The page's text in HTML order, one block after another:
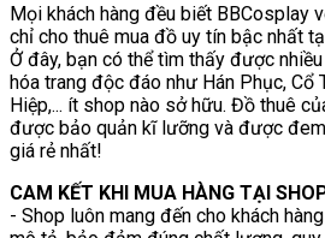
Mọi khách hàng đều biết BBCosplay
chỉ cho thuê mua đồ uy tín bậc nhất
Ở đây, bạn có thể tìm thấy được
hóa trang độc đáo như Hán Phục, Cổ
Hiệp,... ít shop nào sở hữu. Đồ thuê
được bảo quản kĩ lưỡng và được
giá rẻ nhất!
CAM KẾT KHI MUA HÀNG TẠI
- Shop luôn mang đến cho khách